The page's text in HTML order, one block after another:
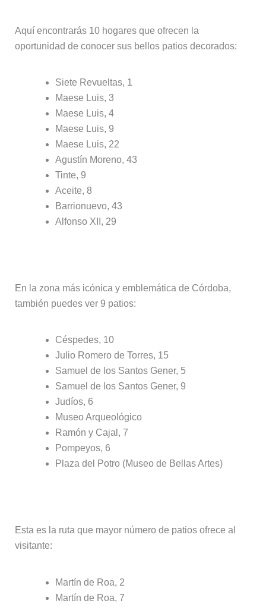
Aquí encontrarás 10 hogares que ofrecen la
oportunidad de conocer sus bellos patios decorados:
Siete Revueltas, 1
Maese Luis, 3
Maese Luis, 4
Maese Luis, 9
Maese Luis, 22
Agustín Moreno, 43
Tinte, 9
Aceite, 8
Barrionuevo, 43
Alfonso XII, 29
En la zona más icónica y emblemática de Córdoba,
también puedes ver 9 patios:
Céspedes, 10
Julio Romero de Torres, 15
Samuel de los Santos Gener, 5
Samuel de los Santos Gener, 9
Judíos, 6
Museo Arqueológico
Ramón y Cajal, 7
Pompeyos, 6
Plaza del Potro (Museo de Bellas Artes)
Esta es la ruta que mayor número de patios ofrece al
visitante:
Martín de Roa, 2
Martín de Roa, 7